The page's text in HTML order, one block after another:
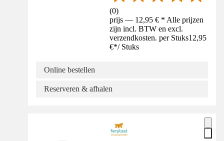
(0)
prijs — 12,95 € * Alle prijzen
zijn incl. BTW en excl.
verzendkosten. per Stuks12,95
€*/ Stuks
Online bestellen
Reserveren & afhalen